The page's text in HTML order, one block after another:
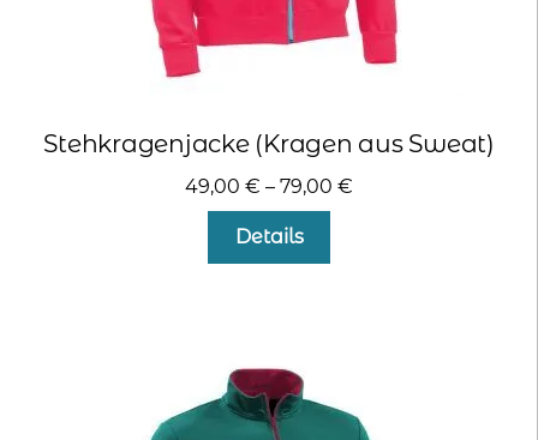
Stehkragenjacke (Kragen aus Sweat)
49,00 € – 79,00 €
Details
Optionen